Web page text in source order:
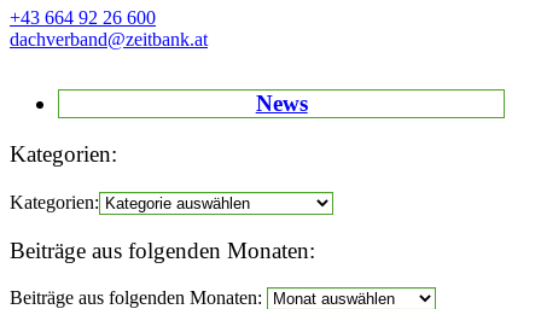
+43 664 92 26 600
dachverband@zeitbank.at
News
Kategorien:
Kategorien:
Beiträge aus folgenden Monaten:
Beiträge aus folgenden Monaten: